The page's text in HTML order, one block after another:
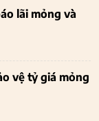
lãi mỏng và
vệ tỷ giá mỏng